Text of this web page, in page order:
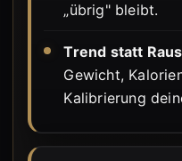
„übrig" bleibt.
Trend statt
Gewicht,
Kalibrierung